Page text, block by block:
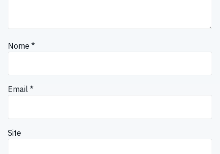
Nome *
Email *
Site